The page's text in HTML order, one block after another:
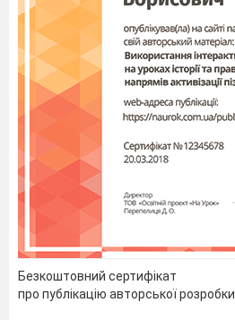
Безкоштовний сертифікат
про публікацію авторської розробки